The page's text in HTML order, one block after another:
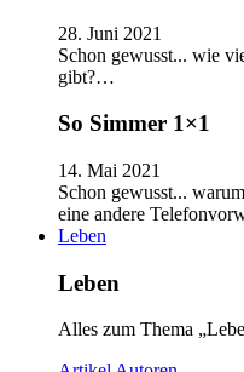
28. Juni 2021
Schon gewusst... wie
gibt?…
So Simmer 1×1
14. Mai 2021
Schon gewusst...
eine andere
Leben
Leben
Alles zum Thema